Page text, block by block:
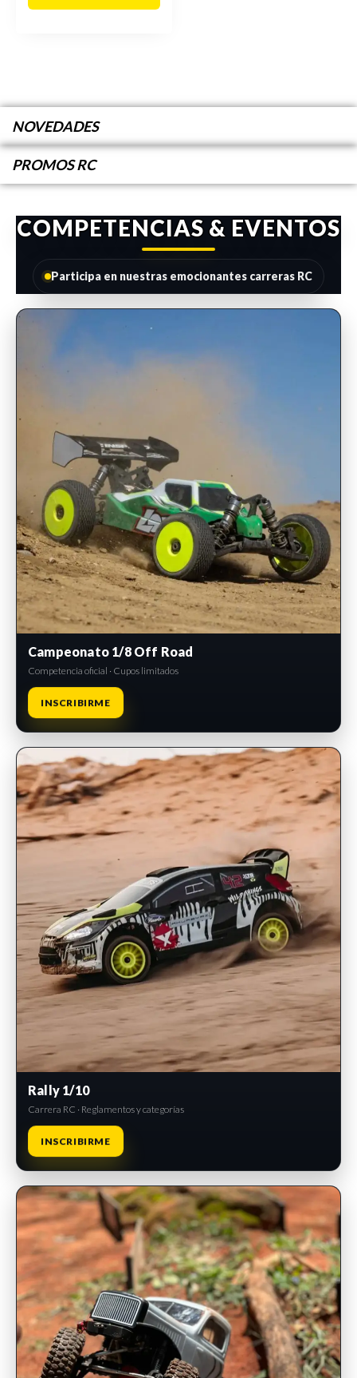
NOVEDADES
PROMOS RC
COMPETENCIAS & EVENTOS
Participa en nuestras emocionantes carreras RC
INSCRIPCIONES ABIERTAS
Campeonato 1/8 Off Road
Competencia oficial · Cupos limitados
INSCRIBIRME
INSCRIPCIONES ABIERTAS
Rally 1/10
Carrera RC · Reglamentos y categorías
INSCRIBIRME
INSCRIPCIONES ABIERTAS